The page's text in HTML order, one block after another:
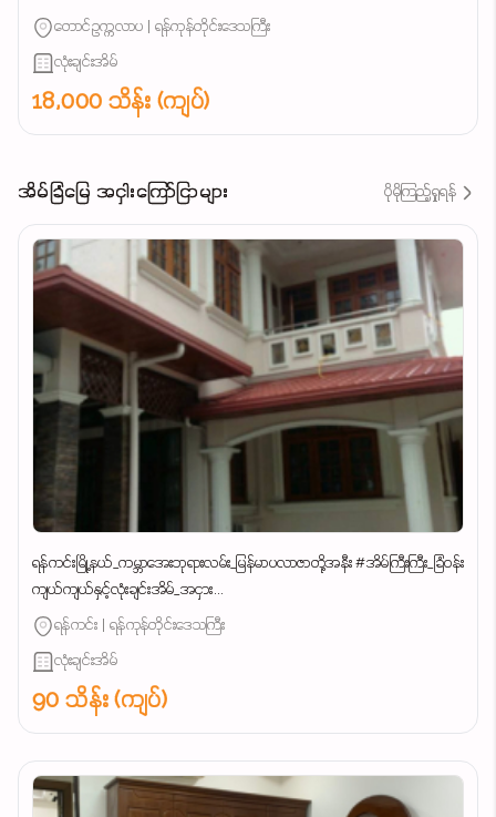
Yangon/
တောင်ဥက္ကလာပ | ရန်ကုန်တိုင်းဒေသကြီး
လုံးချင်းအိမ်
18,000 သိန်း (ကျပ်)
အိမ်ခြံမြေ အငှါးကြော်ငြာများ ပိုမိုကြည့်ရှုရန်
ရန်ကင်းမြို့နယ်_ကမ္ဘာအေးဘုရားလမ်း_မြန်မာပလာဇာတို့အနီး #အိမ်ကြီးကြီး_ခြံဝန်း
ကျယ်ကျယ်နှင့်လုံးချင်းအိမ်_အငှား...
ရန်ကင်း | ရန်ကုန်တိုင်းဒေသကြီး
လုံးချင်းအိမ်
90 သိန်း (ကျပ်)